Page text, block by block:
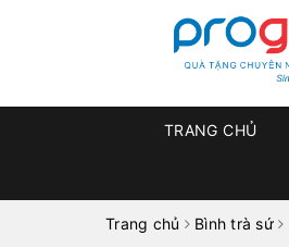
TRANG CHỦ
Trang chủ Bình trà sứ